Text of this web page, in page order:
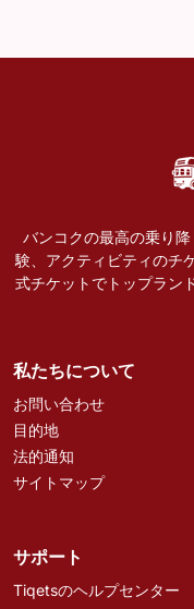
バンコクの最高の乗り
験、アクティビティのチ
式チケットでトップラン
私たちについて
お問い合わせ
目的地
法的通知
サイトマップ
サポート
Tiqetsのヘルプセンター